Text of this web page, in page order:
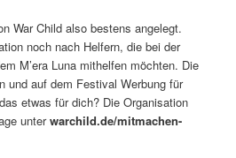
War Child also bestens angelegt.
noch nach Helfern, die bei der
M’era Luna mithelfen möchten. Die
und auf dem Festival Werbung für
etwas für dich? Die Organisation
unterwarchild.de/mitmachen-